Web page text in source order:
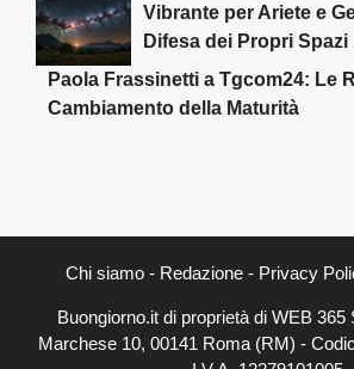
Vibrante per Ariete e
Difesa dei Propri Spazi
Paola Frassinetti a Tgcom24: Le
Cambiamento della Maturità
Chi siamo- Redazione- Privacy
Buongiorno.it di proprietà di WEB 365
Marchese 10, 00141 Roma (RM) -